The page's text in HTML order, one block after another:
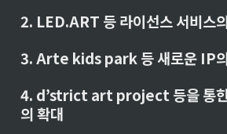
{
00
00
}
{\
te
2. LED.ART 등 라이선스 서비스
3. Arte kids park 등 새로운 IP
4. d’strict art project 등을 통
의 확대